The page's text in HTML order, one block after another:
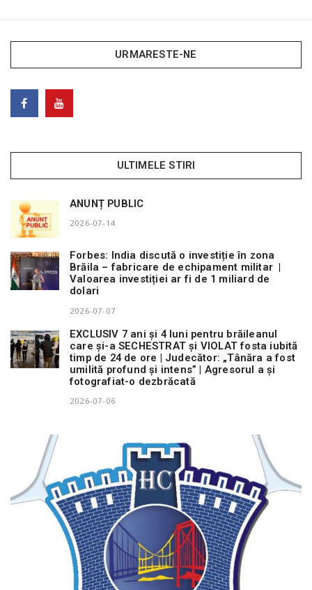
URMARESTE-NE
ULTIMELE STIRI
ANUNȚ PUBLIC
2026-07-14
Forbes: India discută o investiție în zona
Brăila – fabricare de echipament militar |
Valoarea investiției ar fi de 1 miliard de
dolari
2026-07-07
EXCLUSIV 7 ani și 4 luni pentru brăileanul
care și-a SECHESTRAT și VIOLAT fosta iubită
timp de 24 de ore | Judecător: „Tânăra a fost
umilită profund și intens” | Agresorul a și
fotografiat-o dezbrăcată
2026-07-06